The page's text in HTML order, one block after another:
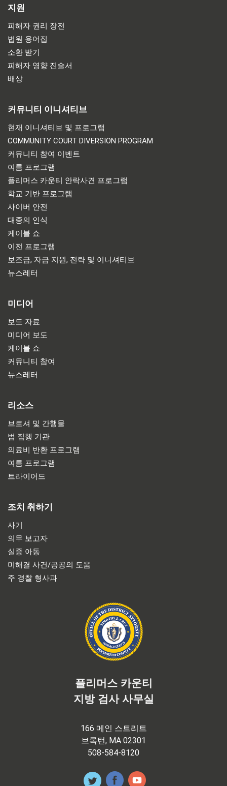
지원
피해자 권리 장전
법원 용어집
소환 받기
피해자 영향 진술서
배상
커뮤니티 이니셔티브
현재 이니셔티브 및 프로그램
COMMUNITY COURT DIVERSION PROGRAM
커뮤니티 참여 이벤트
여름 프로그램
플리머스 카운티 안락사견 프로그램
학교 기반 프로그램
사이버 안전
대중의 인식
케이블 쇼
이전 프로그램
보조금, 자금 지원, 전략 및 이니셔티브
뉴스레터
미디어
보도 자료
미디어 보도
케이블 쇼
커뮤니티 참여
뉴스레터
리소스
브로셔 및 간행물
법 집행 기관
의료비 반환 프로그램
여름 프로그램
트라이어드
조치 취하기
사기
의무 보고자
실종 아동
미해결 사건/공공의 도움
주 경찰 형사과
플리머스 카운티
지방 검사 사무실
166 메인 스트리트
브록턴, MA 02301
508-584-8120